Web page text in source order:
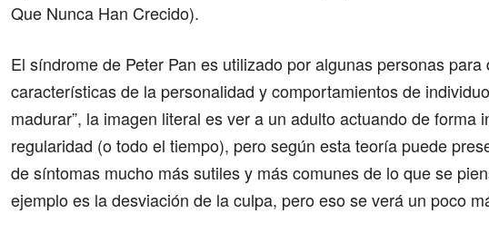
Que Nunca Han Crecido).
El síndrome de Peter Pan es utilizado por algunas personas
características de la personalidad y comportamientos de
madurar”, la imagen literal es ver a un adulto actuando de forma
regularidad (o todo el tiempo), pero según esta teoría puede
de síntomas mucho más sutiles y más comunes de lo que se
ejemplo es la desviación de la culpa, pero eso se verá un poco